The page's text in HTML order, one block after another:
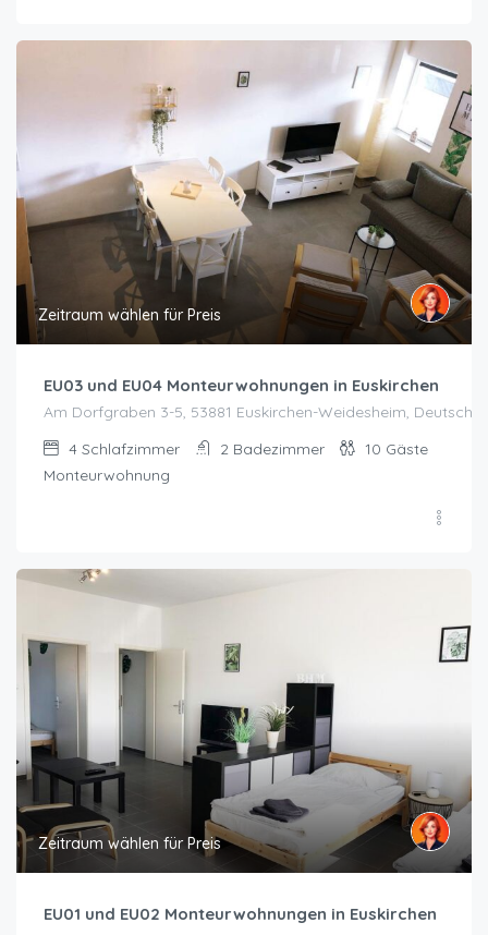
Zeitraum wählen für Preis
EU03 und EU04 Monteurwohnungen in Euskirchen
Am Dorfgraben 3-5, 53881 Euskirchen-Weidesheim,
4 Schlafzimmer 2 Badezimmer 10 Gäste
Monteurwohnung
Zeitraum wählen für Preis
EU01 und EU02 Monteurwohnungen in Euskirchen